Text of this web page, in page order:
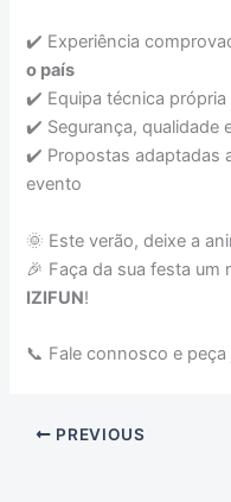
✔️ Experiência
o país
✔️ Equipa técnica
✔️ Segurança, qualidade
✔️ Propostas adaptadas
evento
🌞 Este verão, deixe a
🎉 Faça da sua festa
IZIFUN!
📞 Fale connosco e
PREVIOUS